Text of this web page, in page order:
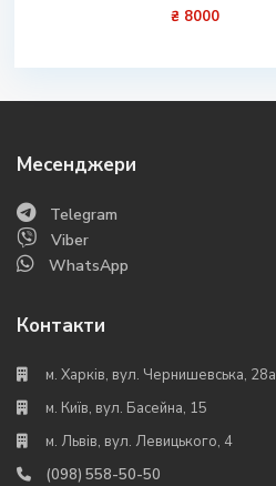
₴ 8000
Месенджери
Telegram
Viber
WhatsApp
Контакти
м. Харків, вул. Чернишевська, 28а
м. Київ, вул. Басейна, 15
м. Львів, вул. Левицького, 4
(098) 558-50-50